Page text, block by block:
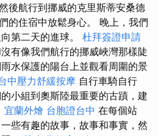
後航行到挪威的克里斯蒂安桑德
的住宿中放鬆身心。 晚上，我們
第二天的進球。 杜拜簽證申請
有像我們航行的挪威峽灣那樣陡
水保護的陽台上並觀看周圍的景
中壓力舒緩按摩 自行車騎自行
小組到奧斯陸最重要的古蹟，建
宜蘭外燴 台胞證台中 在每個站
些有趣的故事，故事和事實，然